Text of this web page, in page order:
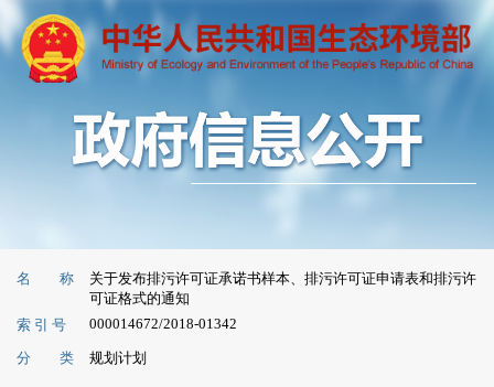
名 称
关于发布排污许可证承诺书样本、排污许可证申请表和排污许
可证格式的通知
索 引 号
000014672/2018-01342
分 类 规划计划